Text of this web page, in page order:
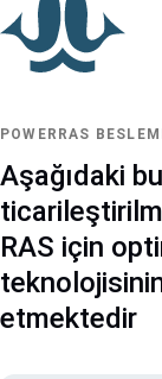
POWERRAS
Aşağıdaki
RAS için
etmektedir